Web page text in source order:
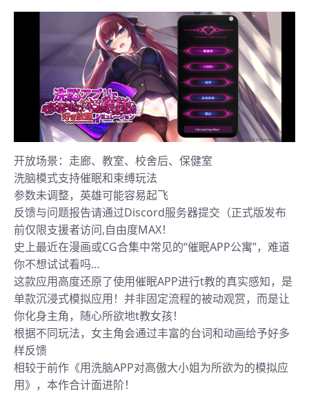
开放场景：走廊、教室、校舍后、保健室
洗脑模式支持催眠和束缚玩法
参数未调整，英雄可能容易起飞
反馈与问题报告请通过Discord服务器提交（正式版发布
前仅限支援者访问,自由度MAX！
史上最近在漫画或CG合集中常见的“催眠APP公寓”，难道
你不想试试看吗…
这款应用高度还原了使用催眠APP进行t教的真实感知，是
单款沉浸式模拟应用！并非固定流程的被动观赏，而是让
你化身主角，随心所欲地t教女孩！
根据不同玩法，女主角会通过丰富的台词和动画给予好多
样反馈
相较于前作《用洗脑APP对高傲大小姐为所欲为的模拟应
用》，本作合计面进阶！